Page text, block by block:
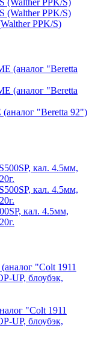
PPK/S)
"Beretta 92")
кал. 4.5мм,
"Colt 1911
UP, блоубэк,